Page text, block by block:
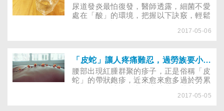
尿道發炎最怕復發，醫師透露，細菌不愛
處在「酸」的環境，把握以下訣竅，輕鬆
2017-05-06
「皮蛇」讓人疼痛難忍，過勞族要小心！
腰部出現紅腫群聚的疹子，正是俗稱「皮
蛇」的帶狀皰疹，近來愈來愈多過於勞累
發熱的感覺常讓人苦不堪言，若治療後仍
2017-05-05